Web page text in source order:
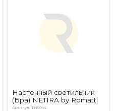
Настенный светильник
(Бра) NETIRA by Romatti
Артикул: TH5094